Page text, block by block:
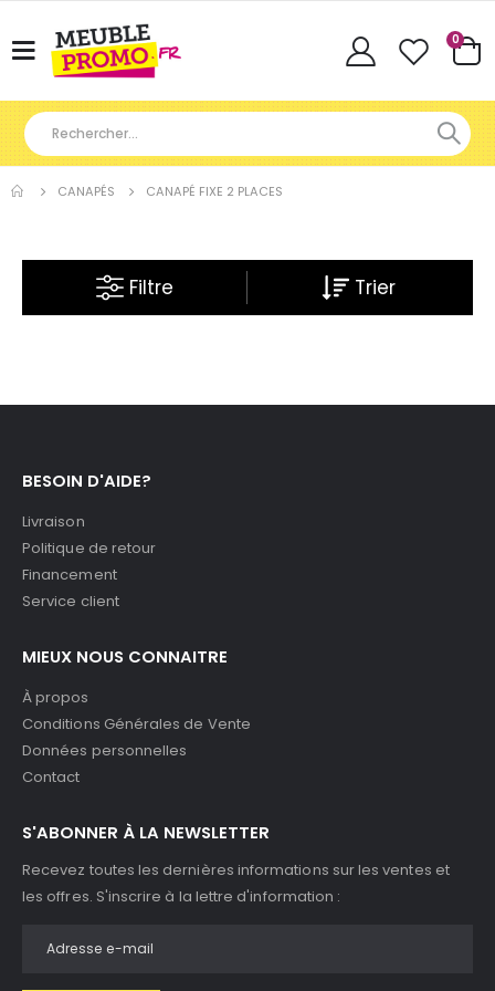
Basculer
Cart
0
CANAPÉS CANAPÉ FIXE 2 PLACES
Filtre
BESOIN D'AIDE?
Livraison
Politique de retour
Financement
Service client
MIEUX NOUS CONNAITRE
À propos
Conditions Générales de Vente
Données personnelles
Contact
S'ABONNER À LA NEWSLETTER
Recevez toutes les dernières informations sur les ventes et
les offres. S'inscrire à la lettre d'information :